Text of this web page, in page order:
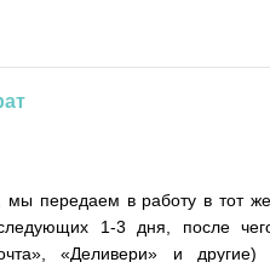
передаем в работу в тот
1-3 дня, после
«Деливери» и